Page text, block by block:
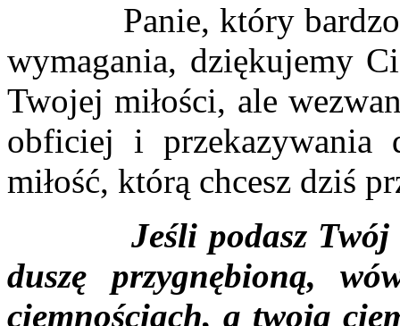
Panie, który bardzo
wymagania, dziękujemy
Twojej miłości, ale
obficiej i przekazywania
miłość, którą chcesz dziś
Jeśli podasz Twój
duszę przygnębioną,
ciemnościach, a twoja